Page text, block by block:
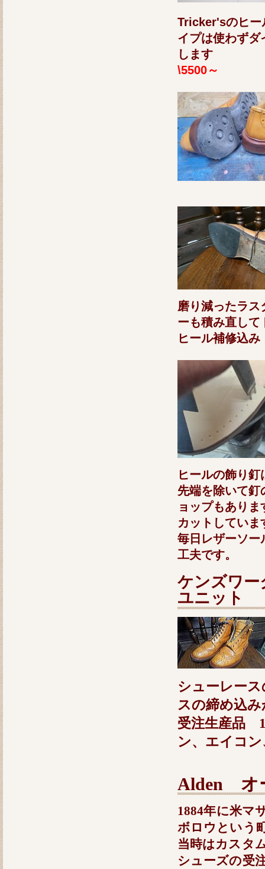
Tricker'sのヒー
イプは使わずダ
します
\5500～
磨り減ったラ
ーも積み直して
ヒール補修込
ヒールの飾り
先端を除いて釘
ョップもあり
カットしていま
毎日レザーソー
工夫です。
ケンズワ
ユニット
シューレー
スの締め込
受注生産品
ン、エイコ
Alden オ
1884年に米マ
ボロウという
当時はカスタ
シューズの受